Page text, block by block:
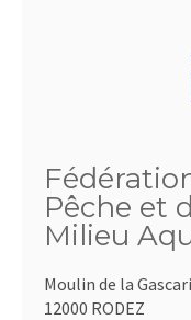
Pêche et
Milieu
Moulin de la
12000 RODEZ